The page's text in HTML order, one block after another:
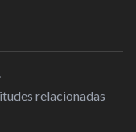
relacionadas